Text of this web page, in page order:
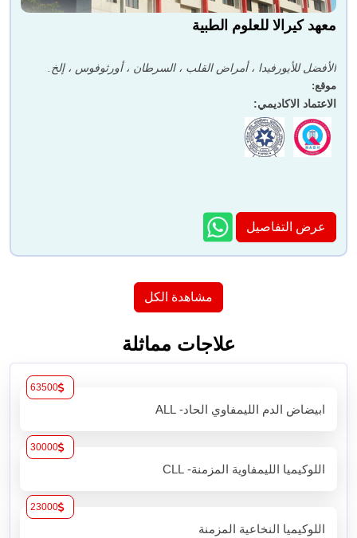
معهد كيرالا للعلوم الطبية
الأفضل للأيورفيدا ، أمراض القلب ، السرطان ، أورثوفوس ، إلخ.
موقع:
الاعتماد الاكاديمي:
عرض التفاصيل
مشاهدة الكل
علاجات مماثلة
ابيضاض الدم الليمفاوي الحاد- ALL
63500
اللوكيميا الليمفاوية المزمنة- CLL
30000
اللوكيميا النخاعية المزمنة
23000